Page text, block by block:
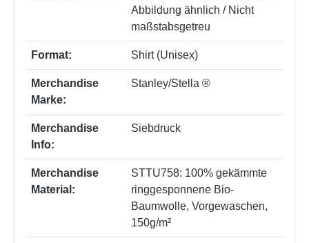
Abbildung ähnlich / Nicht
maßstabsgetreu
Format: Shirt (Unisex)
Merchandise
Marke:
Stanley/Stella ®
Merchandise
Info:
Siebdruck
Merchandise
Material:
STTU758: 100% gekämmte
ringgesponnene Bio-
Baumwolle, Vorgewaschen,
150g/m²